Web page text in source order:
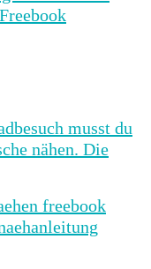
musst du
nähen. Die